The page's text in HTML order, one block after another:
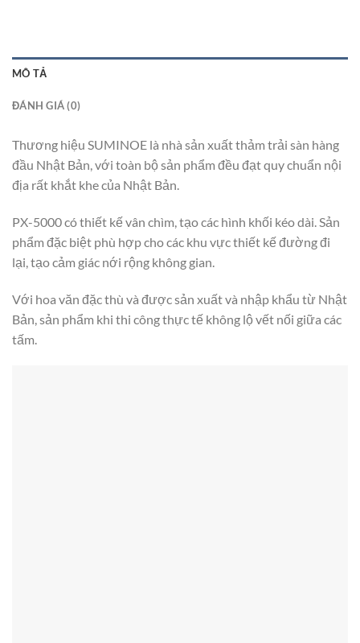
MÔ TẢ
ĐÁNH GIÁ (0)
Thương hiệu SUMINOE là nhà sản xuất thảm trải sàn hàng
đầu Nhật Bản, với toàn bộ sản phẩm đều đạt quy chuẩn nội
địa rất khắt khe của Nhật Bản.
PX-5000 có thiết kế vân chìm, tạo các hình khối kéo dài. Sản
phẩm đặc biệt phù hợp cho các khu vực thiết kế đường đi
lại, tạo cảm giác nới rộng không gian.
Với hoa văn đặc thù và được sản xuất và nhập khẩu từ Nhật
Bản, sản phẩm khi thi công thực tế không lộ vết nối giữa các
tấm.